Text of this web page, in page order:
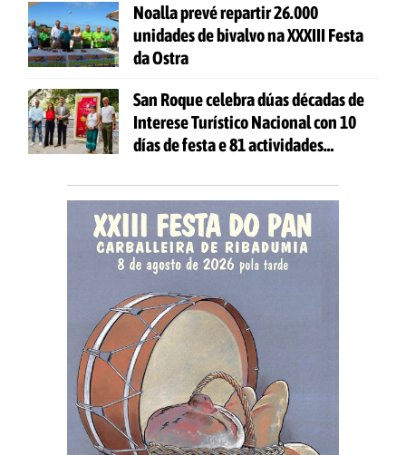
Noalla prevé repartir 26.000
unidades de bivalvo na XXXIII Festa
da Ostra
San Roque celebra dúas décadas de
Interese Turístico Nacional con 10
días de festa e 81 actividades